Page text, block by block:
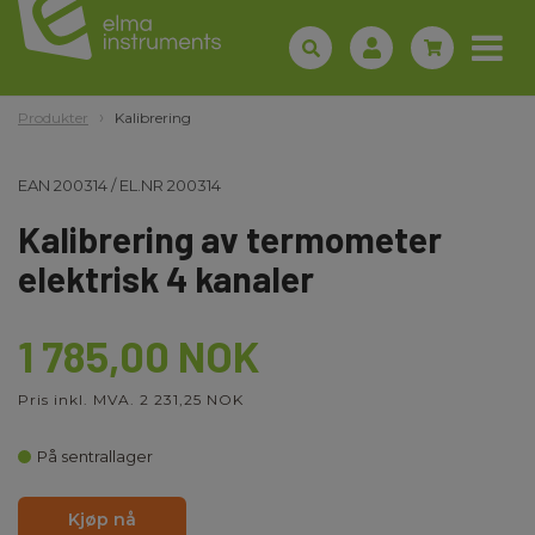
Produkter Kalibrering
EAN 200314/EL.NR 200314
Kalibrering av termometer
elektrisk 4 kanaler
1 785,00 NOK
Pris inkl. MVA. 2 231,25 NOK
På sentrallager
Kjøp nå